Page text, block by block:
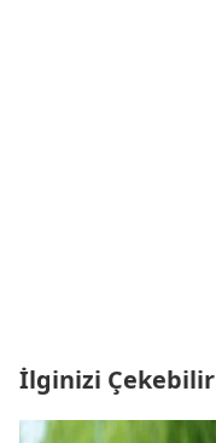
İlginizi Çekebilir